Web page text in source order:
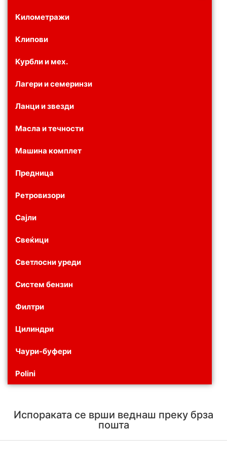
Километражи
Клипови
Курбли и мех.
Лагери и семеринзи
Ланци и звезди
Масла и течности
Машина комплет
Предница
Ретровизори
Сајли
Свеќици
Светлосни уреди
Систем бензин
Филтри
Цилиндри
Чаури-буфери
Polini
Испораката се врши веднаш преку брза
пошта